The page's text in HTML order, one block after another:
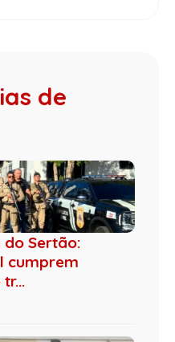
de
Sertão:
cumprem